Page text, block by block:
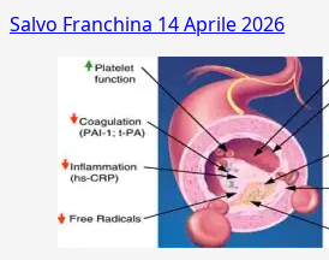
Salvo Franchina 14 Aprile 2026